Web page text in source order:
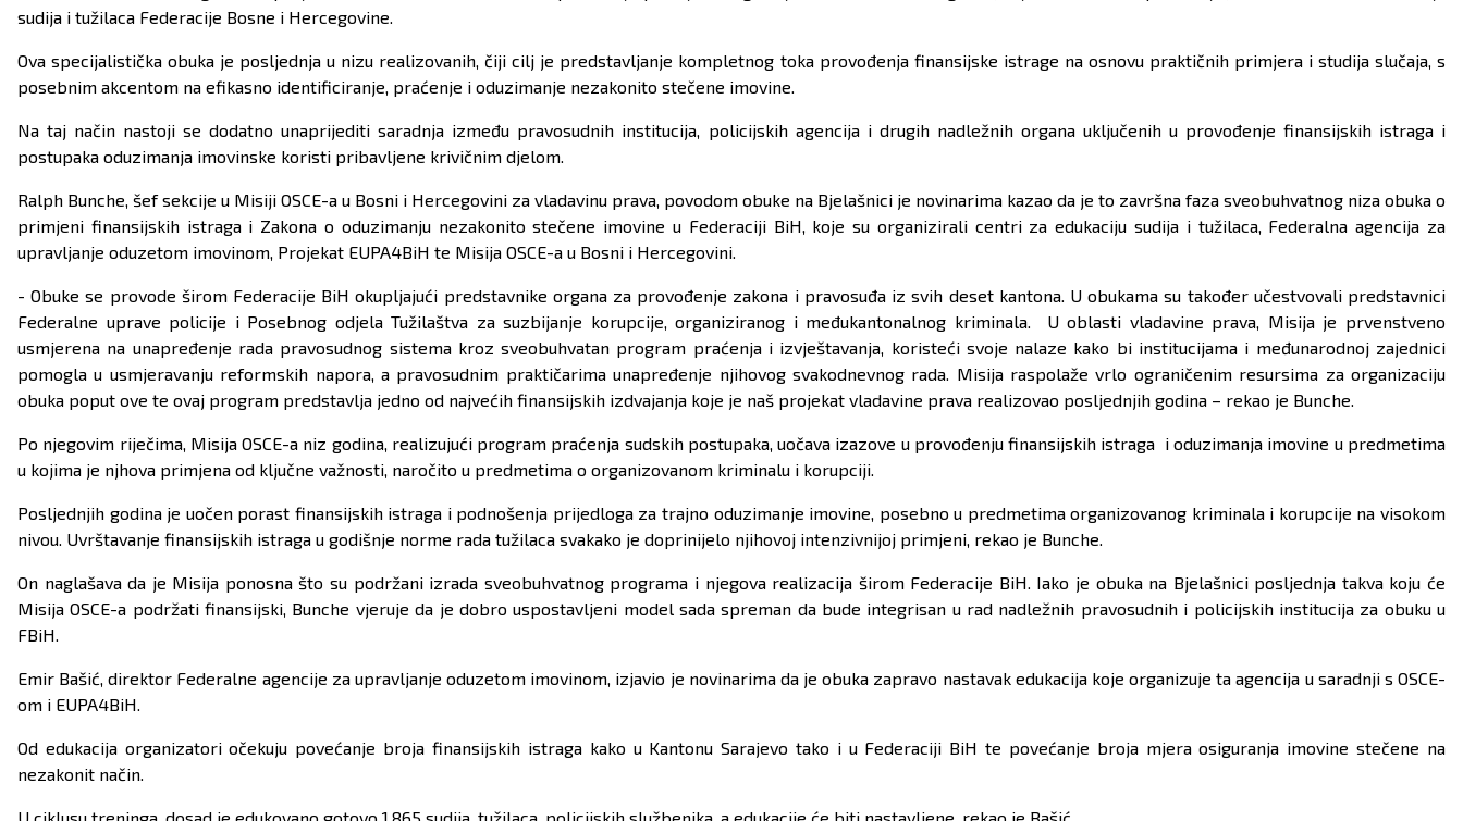
sudija i tužilaca Federacije Bosne i Hercegovine.
Ova specijalistička obuka je posljednja u nizu realizovanih, čiji cilj je predstavljanje kompletnog toka provođenja finansijske istrage na osnovu praktičnih primjera i studija slučaja, s
posebnim akcentom na efikasno identificiranje, praćenje i oduzimanje nezakonito stečene imovine.
Na taj način nastoji se dodatno unaprijediti saradnja između pravosudnih institucija, policijskih agencija i drugih nadležnih organa uključenih u provođenje finansijskih istraga i
postupaka oduzimanja imovinske koristi pribavljene krivičnim djelom.
Ralph Bunche, šef sekcije u Misiji OSCE-a u Bosni i Hercegovini za vladavinu prava, povodom obuke na Bjelašnici je novinarima kazao da je to završna faza sveobuhvatnog niza obuka o
primjeni finansijskih istraga i Zakona o oduzimanju nezakonito stečene imovine u Federaciji BiH, koje su organizirali centri za edukaciju sudija i tužilaca, Federalna agencija za
upravljanje oduzetom imovinom, Projekat EUPA4BiH te Misija OSCE-a u Bosni i Hercegovini.
- Obuke se provode širom Federacije BiH okupljajući predstavnike organa za provođenje zakona i pravosuđa iz svih deset kantona. U obukama su također učestvovali predstavnici
Federalne uprave policije i Posebnog odjela Tužilaštva za suzbijanje korupcije, organiziranog i međukantonalnog kriminala. U oblasti vladavine prava, Misija je prvenstveno
usmjerena na unapređenje rada pravosudnog sistema kroz sveobuhvatan program praćenja i izvještavanja, koristeći svoje nalaze kako bi institucijama i međunarodnoj zajednici
pomogla u usmjeravanju reformskih napora, a pravosudnim praktičarima unapređenje njihovog svakodnevnog rada. Misija raspolaže vrlo ograničenim resursima za organizaciju
obuka poput ove te ovaj program predstavlja jedno od najvećih finansijskih izdvajanja koje je naš projekat vladavine prava realizovao posljednjih godina – rekao je Bunche.
Po njegovim riječima, Misija OSCE-a niz godina, realizujući program praćenja sudskih postupaka, uočava izazove u provođenju finansijskih istraga i oduzimanja imovine u predmetima
u kojima je njhova primjena od ključne važnosti, naročito u predmetima o organizovanom kriminalu i korupciji.
Posljednjih godina je uočen porast finansijskih istraga i podnošenja prijedloga za trajno oduzimanje imovine, posebno u predmetima organizovanog kriminala i korupcije na visokom
nivou. Uvrštavanje finansijskih istraga u godišnje norme rada tužilaca svakako je doprinijelo njihovoj intenzivnijoj primjeni, rekao je Bunche.
On naglašava da je Misija ponosna što su podržani izrada sveobuhvatnog programa i njegova realizacija širom Federacije BiH. Iako je obuka na Bjelašnici posljednja takva koju će
Misija OSCE-a podržati finansijski, Bunche vjeruje da je dobro uspostavljeni model sada spreman da bude integrisan u rad nadležnih pravosudnih i policijskih institucija za obuku u
FBiH.
Emir Bašić, direktor Federalne agencije za upravljanje oduzetom imovinom, izjavio je novinarima da je obuka zapravo nastavak edukacija koje organizuje ta agencija u saradnji s OSCE-
om i EUPA4BiH.
Od edukacija organizatori očekuju povećanje broja finansijskih istraga kako u Kantonu Sarajevo tako i u Federaciji BiH te povećanje broja mjera osiguranja imovine stečene na
nezakonit način.